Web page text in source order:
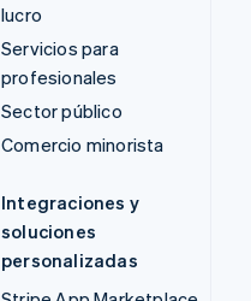
lucro
Servicios para
profesionales
Sector público
Comercio minorista
Integraciones y
soluciones
personalizadas